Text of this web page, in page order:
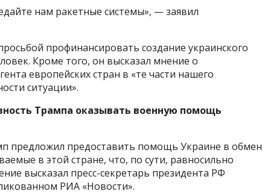
нам ракетные системы», — заявил
профинансировать создание украинского
Кроме того, он высказал мнение о
европейских стран в «те части нашего
ситуации».
Трампа оказывать военную помощь
предложил предоставить помощь Украине в обмен
в этой стране, что, по сути, равносильно
высказал пресс-секретарь президента РФ
РИА «Новости».